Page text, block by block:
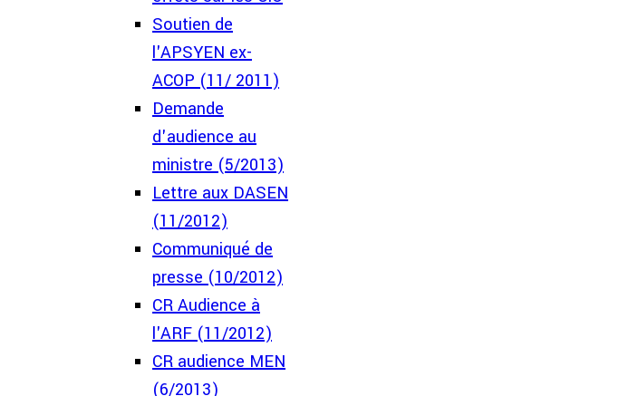
Soutien de
l'APSYEN ex-
ACOP (11/ 2011)
Demande
d'audience au
ministre (5/2013)
Lettre aux DASEN
(11/2012)
Communiqué de
presse (10/2012)
CR Audience à
l'ARF (11/2012)
CR audience MEN
(6/2013)